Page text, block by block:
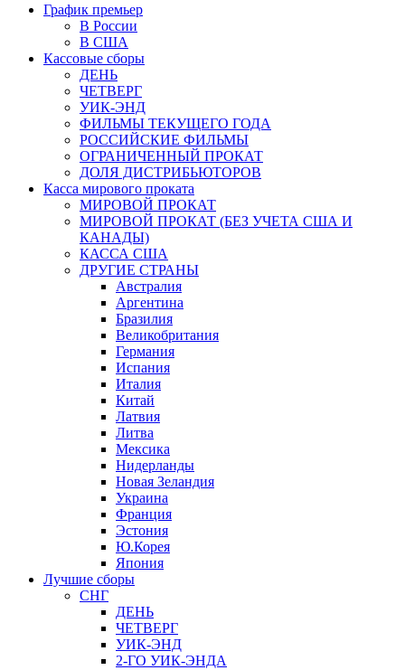
График премьер
В России
В США
Кассовые сборы
ДЕНЬ
ЧЕТВЕРГ
УИК-ЭНД
ФИЛЬМЫ ТЕКУЩЕГО ГОДА
РОССИЙСКИЕ ФИЛЬМЫ
ОГРАНИЧЕННЫЙ ПРОКАТ
ДОЛЯ ДИСТРИБЬЮТОРОВ
Касса мирового проката
МИРОВОЙ ПРОКАТ
МИРОВОЙ ПРОКАТ (БЕЗ УЧЕТА США И
КАНАДЫ)
КАССА США
ДРУГИЕ СТРАНЫ
Австралия
Аргентина
Бразилия
Великобритания
Германия
Испания
Италия
Китай
Латвия
Литва
Мексика
Нидерланды
Новая Зеландия
Украина
Франция
Эстония
Ю.Корея
Япония
Лучшие сборы
СНГ
ДЕНЬ
ЧЕТВЕРГ
УИК-ЭНД
2-ГО УИК-ЭНДА